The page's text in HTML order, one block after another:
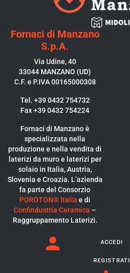
Fornaci di Manzano
S.p.A.
Via Udine, 40
33044 MANZANO (UD)
C.F. e P.IVA 00165000308
Tel. +39 0432 754732
Fax +39 0432 754224
Fornaci di Manzano è
specializzata nella
produzione e nella vendita di
laterizi da muro e laterizi per
solaio in Italia, Austria,
Slovenia e Croazia. L’azienda
fa parte del Consorzio
POROTON® Italia e di
Confindustria Ceramica –
Raggruppamento Laterizi.
ACCEDI
REGISTRATI